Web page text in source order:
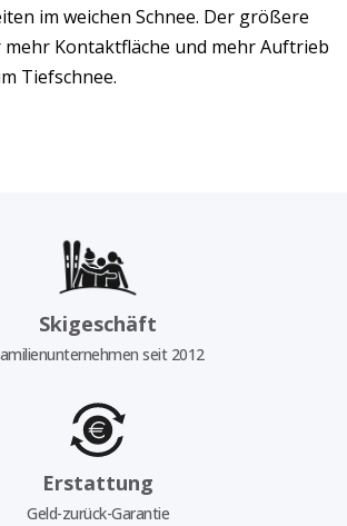
im weichen Schnee. Der größere
Kontaktfläche und mehr Auftrieb
Tiefschnee.
Skigeschäft
seit 2012
Erstattung
Geld-zurück-Garantie